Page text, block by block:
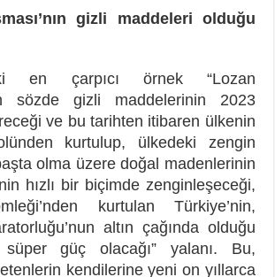
gizli maddeleri olduğu
en çarpıcı örnek “Lozan
sözde gizli maddelerinin 2023
ve bu tarihten itibaren ülkenin
kurtulup, ülkedeki zengin
olma üzere doğal madenlerinin
hızlı bir biçimde zenginleşeceği,
kurtulan Türkiye’nin,
altın çağında olduğu
güç olacağı” yalanı. Bu,
kendilerine yeni on yıllarca